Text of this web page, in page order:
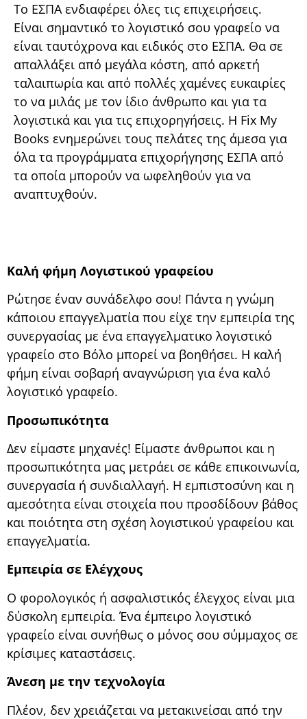
Το ΕΣΠΑ ενδιαφέρει όλες τις επιχειρήσεις.
Είναι σημαντικό το λογιστικό σου γραφείο να
είναι ταυτόχρονα και ειδικός στο ΕΣΠΑ. Θα σε
απαλλάξει από μεγάλα κόστη, από αρκετή
ταλαιπωρία και από πολλές χαμένες ευκαιρίες
το να μιλάς με τον ίδιο άνθρωπο και για τα
λογιστικά και για τις επιχορηγήσεις. Η Fix My
Books ενημερώνει τους πελάτες της άμεσα για
όλα τα προγράμματα επιχορήγησης ΕΣΠΑ από
τα οποία μπορούν να ωφεληθούν για να
αναπτυχθούν.
Καλή φήμη Λογιστικού γραφείου
Ρώτησε έναν συνάδελφο σου! Πάντα η γνώμη
κάποιου επαγγελματία που είχε την εμπειρία της
συνεργασίας με ένα επαγγελματικο λογιστικό
γραφείο στο Βόλο μπορεί να βοηθήσει. Η καλή
φήμη είναι σοβαρή αναγνώριση για ένα καλό
λογιστικό γραφείο.
Προσωπικότητα
Δεν είμαστε μηχανές! Είμαστε άνθρωποι και η
προσωπικότητα μας μετράει σε κάθε επικοινωνία,
συνεργασία ή συνδιαλλαγή. Η εμπιστοσύνη και η
αμεσότητα είναι στοιχεία που προσδίδουν βάθος
και ποιότητα στη σχέση λογιστικού γραφείου και
επαγγελματία.
Εμπειρία σε Ελέγχους
Ο φορολογικός ή ασφαλιστικός έλεγχος είναι μια
δύσκολη εμπειρία. Ένα έμπειρο λογιστικό
γραφείο είναι συνήθως ο μόνος σου σύμμαχος σε
κρίσιμες καταστάσεις.
Άνεση με την τεχνολογία
Πλέον, δεν χρειάζεται να μετακινείσαι από την